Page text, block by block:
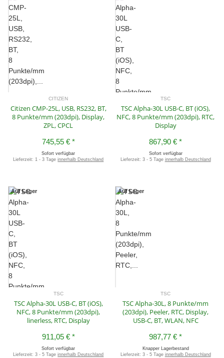
CITIZEN
Citizen CMP-25L, USB, RS232, BT,
8 Punkte/mm (203dpi), Display,
ZPL, CPCL
745,55 € *
Sofort verfügbar
Lieferzeit:1 - 3 Tageinnerhalb Deutschland
TSC
TSC Alpha-30L USB-C, BT (iOS),
NFC, 8 Punkte/mm (203dpi), RTC,
Display
867,90 €*
Sofort verfügbar
Lieferzeit: 3 - 5 Tage innerhalb Deutschland
Auf Lager
TSC
TSC Alpha-30L USB-C, BT (iOS),
NFC, 8 Punkte/mm (203dpi),
linerless, RTC, Display
911,05 € *
Sofort verfügbar
Lieferzeit:3 - 5 Tageinnerhalb Deutschland
Auf Lager
TSC
TSC Alpha-30L, 8 Punkte/mm
(203dpi), Peeler, RTC, Display,
USB-C, BT, WLAN, NFC
987,77 €*
Knapper Lagerbestand
Lieferzeit: 3 - 5 Tage innerhalb Deutschland